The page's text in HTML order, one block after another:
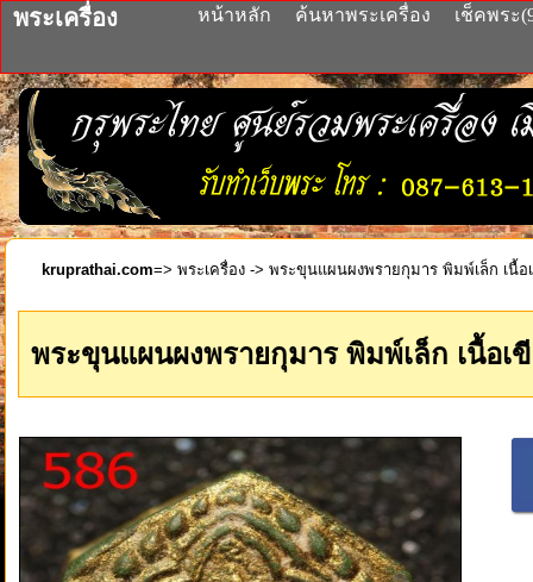
พระเครื่อง หน้าหลัก ค้นหาพระเครื่อง เช็คพระ
kruprathai.com=> พระเครื่อง -> พระขุนแผนผงพรายกุมาร พิมพ์เล็ก เนื้
พระขุนแผนผงพรายกุมาร พิมพ์เล็ก เนื้อ